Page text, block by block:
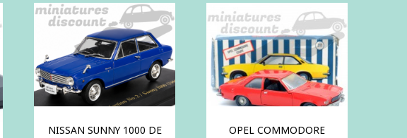
NISSAN SUNNY 1000 DE
OPEL COMMODORE